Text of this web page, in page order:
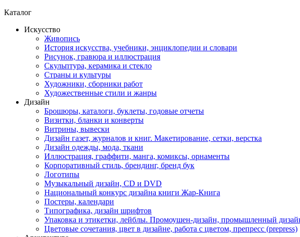
Каталог
Искусство
Живопись
История искусства, учебники, энциклопедии и словари
Рисунок, гравюра и иллюстрация
Скульптура, керамика и стекло
Страны и культуры
Художники, сборники работ
Художественные стили и жанры
Дизайн
Брошюры, каталоги, буклеты, годовые отчеты
Визитки, бланки и конверты
Витрины, вывески
Дизайн газет, журналов и книг. Макетирование, сетки, верстка
Дизайн одежды, мода, ткани
Иллюстрация, граффити, манга, комиксы, орнаменты
Корпоративный стиль, брендинг, бренд бук
Логотипы
Музыкальный дизайн, СD и DVD
Национальный конкурс дизайна книги Жар-Книга
Постеры, календари
Типографика, дизайн шрифтов
Упаковка и этикетки, лейблы. Промоушен-дизайн, промышленный
Цветовые сочетания, цвет в дизайне, работа с цветом, препресс (prepress)